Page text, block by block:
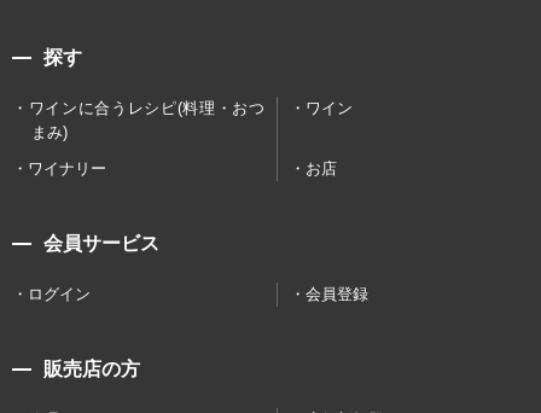
探す
ワインに合うレシピ(料理・おつ
まみ)
ワイン
ワイナリー お店
会員サービス
ログイン 会員登録
販売店の方